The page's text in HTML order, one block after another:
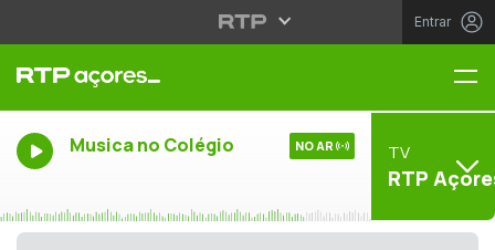
Entrar
Musica no Colégio NO AR TV
RTP